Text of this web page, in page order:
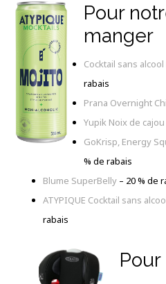
Pour
manger
Cocktail sans
rabais
Prana Overnight
Yupik Noix de cajou
GoKrisp, Energy
% de rabais
Blume SuperBelly – 20 % de
ATYPIQUE Cocktail sans
rabais